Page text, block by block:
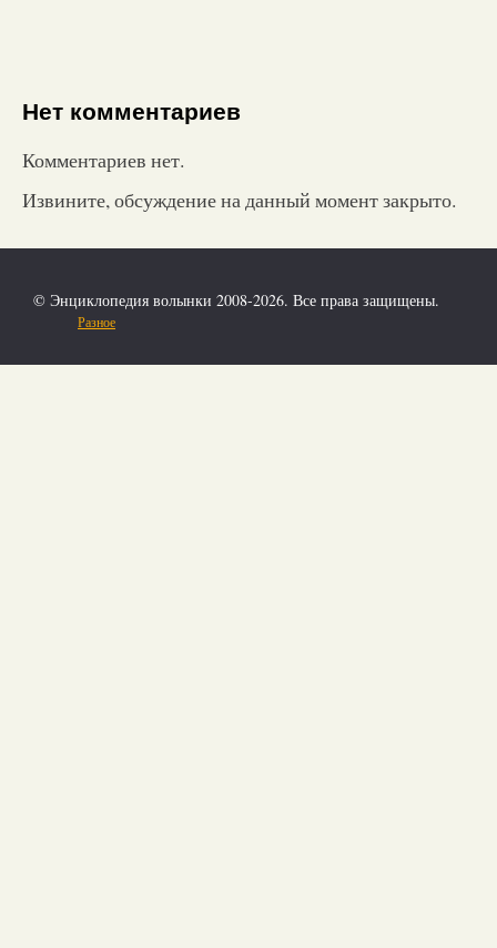
Нет комментариев
Комментариев нет.
Извините, обсуждение на данный момент закрыто.
© Энциклопедия волынки 2008-2026. Все права защищены.
Разное